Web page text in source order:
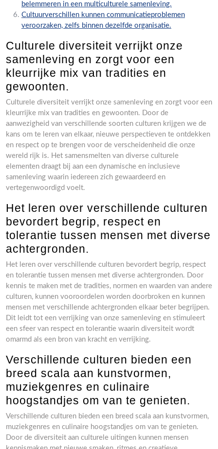
belemmeren in een multiculturele samenleving.
Cultuurverschillen kunnen communicatieproblemen
veroorzaken, zelfs binnen dezelfde organisatie.
Culturele diversiteit verrijkt onze
samenleving en zorgt voor een
kleurrijke mix van tradities en
gewoonten.
Culturele diversiteit verrijkt onze samenleving en zorgt voor een
kleurrijke mix van tradities en gewoonten. Door de
aanwezigheid van verschillende soorten culturen krijgen we de
kans om te leren van elkaar, nieuwe perspectieven te ontdekken
en respect op te brengen voor de verscheidenheid die onze
wereld rijk is. Het samensmelten van diverse culturele
elementen draagt bij aan een dynamische en inclusieve
samenleving waarin iedereen zich gewaardeerd en
vertegenwoordigd voelt.
Het leren over verschillende culturen
bevordert begrip, respect en
tolerantie tussen mensen met diverse
achtergronden.
Het leren over verschillende culturen bevordert begrip, respect
en tolerantie tussen mensen met diverse achtergronden. Door
kennis te maken met de tradities, normen en waarden van andere
culturen, kunnen vooroordelen worden doorbroken en kunnen
mensen met verschillende achtergronden elkaar beter begrijpen.
Dit leidt tot een verrijking van onze samenleving en stimuleert
een sfeer van respect en tolerantie waarin diversiteit wordt
omarmd als een bron van kracht en verrijking.
Verschillende culturen bieden een
breed scala aan kunstvormen,
muziekgenres en culinaire
hoogstandjes om van te genieten.
Verschillende culturen bieden een breed scala aan kunstvormen,
muziekgenres en culinaire hoogstandjes om van te genieten.
Door de diversiteit aan culturele uitingen kunnen mensen